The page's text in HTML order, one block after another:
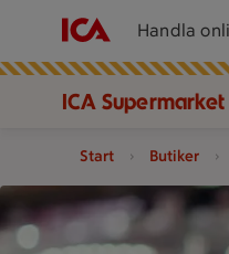
Handla
ICA
Start Butiker
En person håller grönsaker